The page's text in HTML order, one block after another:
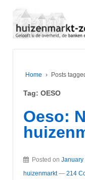
Home › Posts
Tag: OESO
Oeso:
Posted on January
huizenmarkt — 214